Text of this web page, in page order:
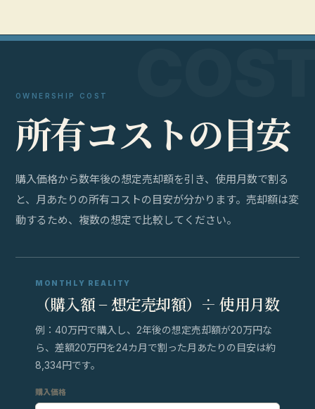
OWNERSHIP COST
所有コス トの目安
購入価格から数年後の想定売却額を引き、使用月数で割る
と、月あたりの所有コストの目安が分かります。売却額は変
動するため、複数の想定で比較してください。
MONTHLY REALITY
（購入額 − 想定売却額）÷ 使用月数
例：40万円で購入し、2年後の想定売却額が20万円な
ら、差額20万円を24カ月で割った月あたりの目安は約
8,334円です。
購入価格